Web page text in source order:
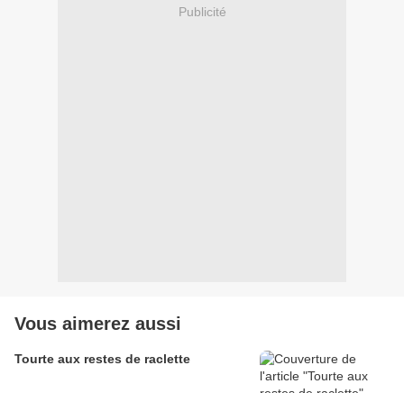
Publicité
Vous aimerez aussi
Tourte aux restes de raclette